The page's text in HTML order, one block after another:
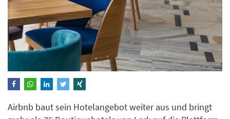
Airbnb baut sein Hotelangebot weiter aus und bringt